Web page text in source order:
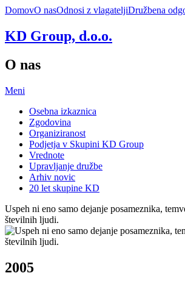
DomovO nasOdnosi z vlagateljiDružbena
KD Group, d.o.o.
O nas
Meni
Osebna izkaznica
Zgodovina
Organiziranost
Podjetja v Skupini KD Group
Vrednote
Upravljanje družbe
Arhiv novic
20 let skupine KD
Uspeh ni eno samo dejanje posameznika,
številnih ljudi.
2005